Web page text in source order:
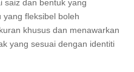
saiz dan bentuk yang
fleksibel boleh
khusus dan menawarkan
yang sesuai dengan identiti